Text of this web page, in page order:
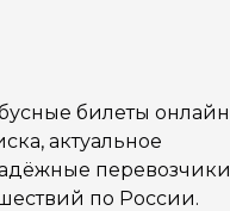
билеты онлайн
актуальное
перевозчики
по России.